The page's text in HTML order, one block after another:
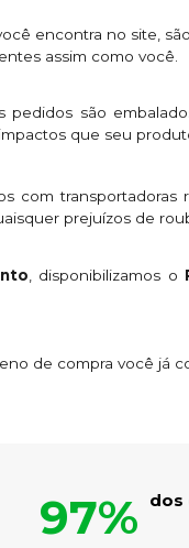
encontra no site,
assim como você.
pedidos são
que seu
com
prejuízos de
, disponibilizamos o
de compra você já
97% dos